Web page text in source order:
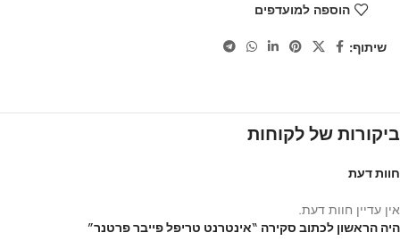
הוספה למועדפים
שיתוף:
ביקורות של לקוחות
חוות דעת
אין עדיין חוות דעת.
היה הראשון לכתוב סקירה “אינטרנט טריפל פייבר פרטנר”